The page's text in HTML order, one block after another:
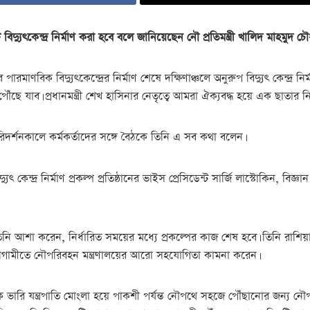
নির্মাণ করা হবে বলে জানিয়েছেন নৌ প্রতিমন্ত্রী খালিদ মাহমুদ
পারমাণবিক বিদ্যুৎকেন্দ্রের নির্মাণ শেষে দক্ষিণাঞ্চলে অনুরুপ বিদ্যুৎ কেন্দ্র
যাব। প্রধানমন্ত্রী শেখ হাসিনার নেতৃত্বে আমরা ঐক্যবদ্ধ হয়ে এক
কর্মকর্তাদের সঙ্গে বৈঠকে তিনি এ সব কথা বলেন।
নির্মাণ প্রকল্প প্রতিষ্ঠানের ভাইস প্রেসিডেন্ট সার্জি লাস্টোকিন,
আশা করেন, নির্ধারিত সময়ের মধ্যে প্রকল্পের কাজ শেষ হবে। তিনি
নৌপরিবহন মন্ত্রণালয়ের আরো সহযোগিতা কামনা করেন।
ভারি যন্ত্রপাতি মোংলা হয়ে পাকশী পর্যন্ত নৌপথে সহজে পৌঁছানোর জন্য